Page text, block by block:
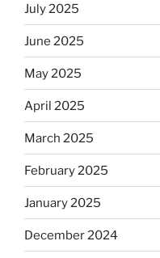
July 2025
June 2025
May 2025
April 2025
March 2025
February 2025
January 2025
December 2024